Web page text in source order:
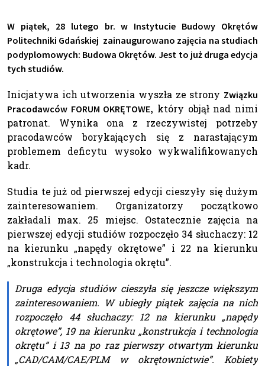
W piątek, 28 lutego br. w Instytucie Budowy Okrętów
Politechniki Gdańskiej zainaugurowano zajęcia na studiach
podyplomowych: Budowa Okrętów. Jest to już druga edycja
tych studiów.
Inicjatywa ich utworzenia wyszła ze strony Związku
Pracodawców FORUM OKRĘTOWE, który objął nad nimi
patronat. Wynika ona z rzeczywistej potrzeby
pracodawców borykających się z narastającym
problemem deficytu wysoko wykwalifikowanych
kadr.
Studia te już od pierwszej edycji cieszyły się dużym
zainteresowaniem. Organizatorzy początkowo
zakładali max. 25 miejsc. Ostatecznie zajęcia na
pierwszej edycji studiów rozpoczęło 34 słuchaczy: 12
na kierunku „napędy okrętowe” i 22 na kierunku
„konstrukcja i technologia okrętu”.
Druga edycja studiów cieszyła się jeszcze większym
zainteresowaniem. W ubiegły piątek zajęcia na nich
rozpoczęło 44 słuchaczy: 12 na kierunku „napędy
okrętowe”, 19 na kierunku „konstrukcja i technologia
okrętu” i 13 na po raz pierwszy otwartym kierunku
„CAD/CAM/CAE/PLM w okrętownictwie”. Kobiety